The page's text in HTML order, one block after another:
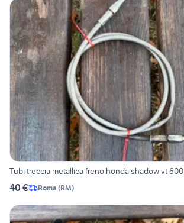
Tubi treccia metallica freno honda shadow vt 600
40 € Roma (RM)